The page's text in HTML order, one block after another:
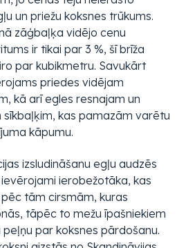
un priežu koksnes trūkums.
zāģbaļķa vidējo cenu
ir tikai par 3 %, šī brīža
par kubikmetru. Savukārt
priedes vidējam
kā arī egles resnajam un
kas pamazām varētu
kāpumu.
izsludināšanu egļu audzēs
ierobežotāka, kas
tām cirsmām, kuras
tāpēc to mežu īpašniekiem
par koksnes pārdošanu.